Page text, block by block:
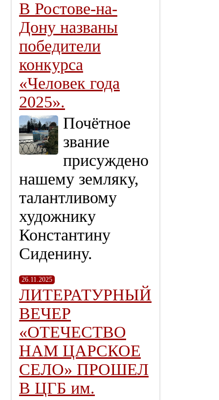
В Ростове-на-
Дону названы
победители
конкурса
«Человек года
2025».
Почётное
звание
присуждено
нашему земляку,
талантливому
художнику
Константину
Сиденину.
26.11.2025
ЛИТЕРАТУРНЫЙ
ВЕЧЕР
«ОТЕЧЕСТВО
НАМ ЦАРСКОЕ
СЕЛО» ПРОШЕЛ
В ЦГБ им.